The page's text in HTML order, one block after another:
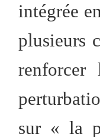
intégrée
plusieurs
renforcer
sur « la